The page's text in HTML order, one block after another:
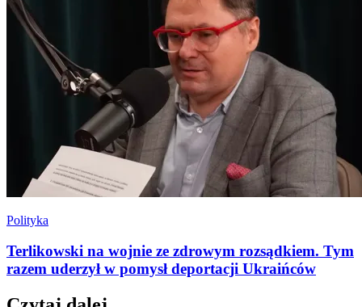
Polityka
Terlikowski na wojnie ze zdrowym rozsądkiem. Tym
razem uderzył w pomysł deportacji Ukraińców